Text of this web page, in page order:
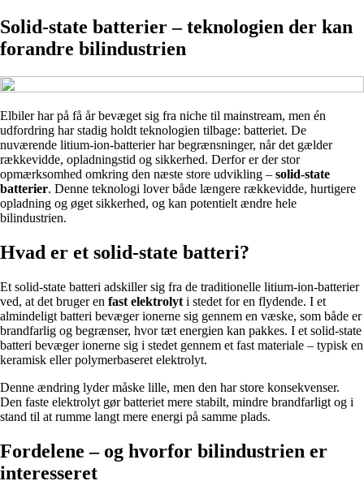
Solid-state batterier – teknologien der kan
forandre bilindustrien
Elbiler har på få år bevæget sig fra niche til mainstream, men én
udfordring har stadig holdt teknologien tilbage: batteriet. De
nuværende litium-ion-batterier har begrænsninger, når det gælder
rækkevidde, opladningstid og sikkerhed. Derfor er der stor
opmærksomhed omkring den næste store udvikling – solid-state
batterier. Denne teknologi lover både længere rækkevidde, hurtigere
opladning og øget sikkerhed, og kan potentielt ændre hele
bilindustrien.
Hvad er et solid-state batteri?
Et solid-state batteri adskiller sig fra de traditionelle litium-ion-batterier
ved, at det bruger en fast elektrolyt i stedet for en flydende. I et
almindeligt batteri bevæger ionerne sig gennem en væske, som både er
brandfarlig og begrænser, hvor tæt energien kan pakkes. I et solid-state
batteri bevæger ionerne sig i stedet gennem et fast materiale – typisk en
keramisk eller polymerbaseret elektrolyt.
Denne ændring lyder måske lille, men den har store konsekvenser.
Den faste elektrolyt gør batteriet mere stabilt, mindre brandfarligt og i
stand til at rumme langt mere energi på samme plads.
Fordelene – og hvorfor bilindustrien er
interesseret